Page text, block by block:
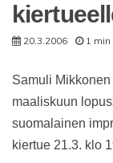
20.3.2006 1
Samuli
maaliskuun
suomalainen
kiertue 21.3. klo